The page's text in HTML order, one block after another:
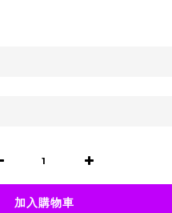
加入購物車